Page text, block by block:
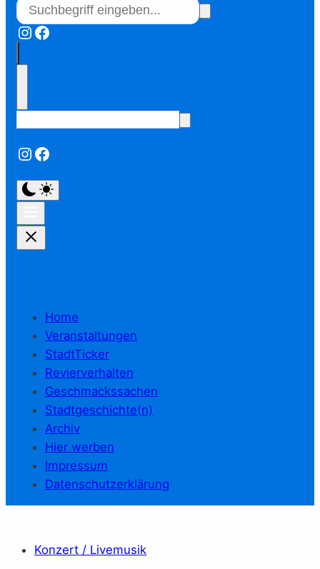
Instagram
Facebook
Instagram
Facebook
Home
Veranstaltungen
StadtTicker
Revierverhalten
Geschmackssachen
Stadtgeschichte(n)
Archiv
Hier werben
Impressum
Datenschutzerklärung
Konzert / Livemusik